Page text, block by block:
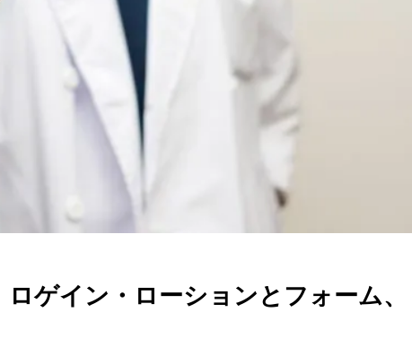
ロゲイン・ローションとフォーム、